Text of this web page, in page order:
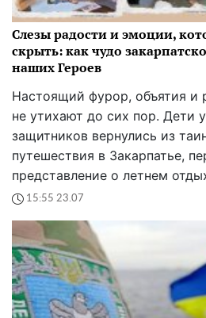
Слезы радости и эмоции,
скрыть: как чудо
наших Героев
Настоящий фурор, объятия и
не утихают до сих пор. Дети
защитников вернулись из
путешествия в Закарпатье,
представление о летнем
15:55 23.07